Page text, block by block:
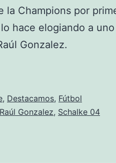
la Champions por
hace elogiando a
Gonzalez.
, Destacamos, Fútbol
Raúl Gonzalez, Schalke 04